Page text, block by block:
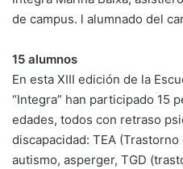
de campus. l alumnado del
15 alumnos
En esta XIII edición de la
“Integra” han participado 15
edades, todos con retraso
discapacidad: TEA
autismo, asperger, TGD